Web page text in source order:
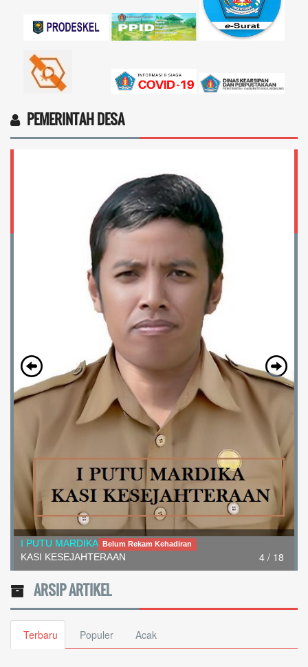
PEMERINTAH DESA
4 / 18
I PUTU MARDIKA Belum Rekam Kehadiran
KASI KESEJAHTERAAN
ARSIP ARTIKEL
Terbaru Populer Acak